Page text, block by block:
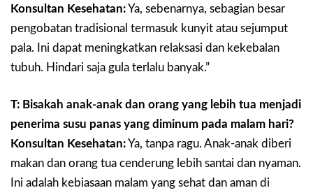
Konsultan Kesehatan:Ya, sebenarnya, sebagian besar
pengobatan tradisional termasuk kunyit atau sejumput
pala. Ini dapat meningkatkan relaksasi dan kekebalan
tubuh. Hindari saja gula terlalu banyak.”
T: Bisakah anak-anak dan orang yang lebih tua menjadi
penerima susu panas yang diminum pada malam hari?
Konsultan Kesehatan:Ya, tanpa ragu. Anak-anak diberi
makan dan orang tua cenderung lebih santai dan nyaman.
Ini adalah kebiasaan malam yang sehat dan aman di